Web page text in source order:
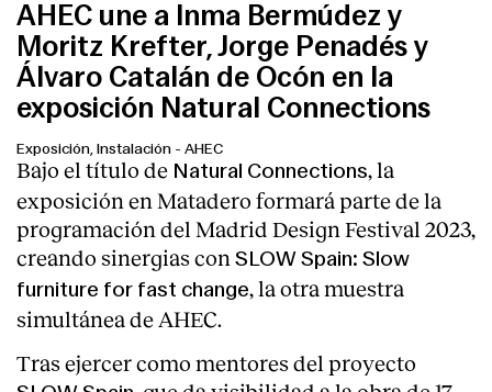
AHEC une a Inma Bermúdez y
Moritz Krefter, Jorge Penadés y
Álvaro Catalán de Ocón en la
exposición Natural Connections
Exposición, Instalación - AHEC
Bajo el título de Natural Connections, la
exposición en Matadero formará parte de la
programación del Madrid Design Festival 2023,
creando sinergias con SLOW Spain: Slow
furniture for fast change, la otra muestra
simultánea de AHEC.
Tras ejercer como mentores del proyecto